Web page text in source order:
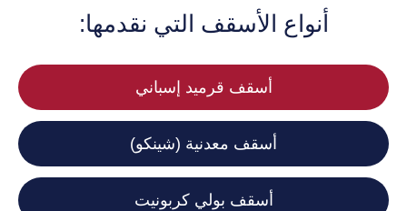
أنواع الأسقف التي نقدمها:
أسقف قرميد إسباني
أسقف معدنية (شينكو)
أسقف بولي كربونيت